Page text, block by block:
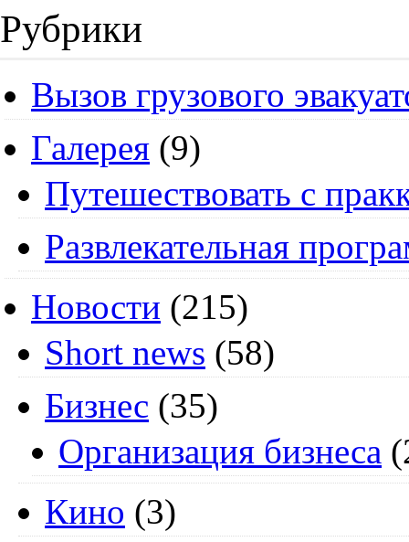
Рубрики
Вызов грузового
Галерея (9)
Путешествовать с
Развлекательная
Новости (215)
Short news (58)
Бизнес (35)
Организация бизнеса
Кино (3)